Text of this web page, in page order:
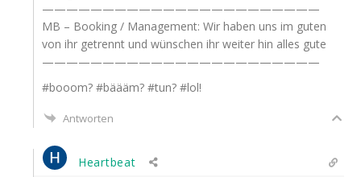
———————————————————————
MB – Boo­king / Manage­ment: Wir haben uns im guten
von ihr getrennt und wün­schen ihr wei­ter hin alles gute
———————————————————————
#booom? #bäääm? #tun? #lol!
Antworten
Heartbeat